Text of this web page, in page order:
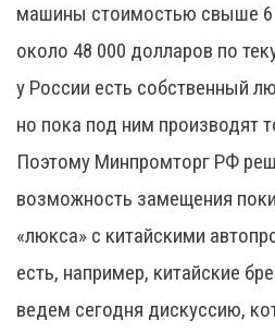
машины стоимостью свыше 6
около 48 000 долларов по
у России есть собственный
но пока под ним производят
Поэтому Минпромторг РФ
возможность замещения
«люкса» с китайскими
есть, например, китайские
ведем сегодня дискуссию,